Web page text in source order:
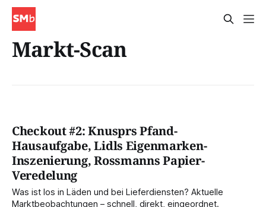
Markt-Scan
Checkout #2: Knusprs Pfand-
Hausaufgabe, Lidls Eigenmarken-
Inszenierung, Rossmanns Papier-
Veredelung
Was ist los in Läden und bei Lieferdiensten? Aktuelle
Marktbeobachtungen – schnell, direkt, eingeordnet.